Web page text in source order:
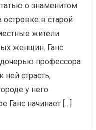
о знаменитом
в старой
жители
женщин. Ганс
дочерью профессора
ней страсть,
у него
Ганс начинает […]